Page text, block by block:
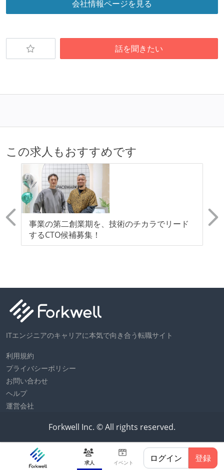
求人 イベント ログイン 登録
会社情報ページを見る
話を聞きたい
この求人もおすすめです
事業の第二創業期を、技術のチカラでリード
するCTO候補募集！
ITエンジニアのキャリアに本気で向き合う転職サイト
利用規約
プライバシーポリシー
お問い合わせ
ヘルプ
運営会社
Forkwell Inc. © All rights reserved.